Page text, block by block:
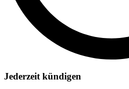
Jederzeit kündigen